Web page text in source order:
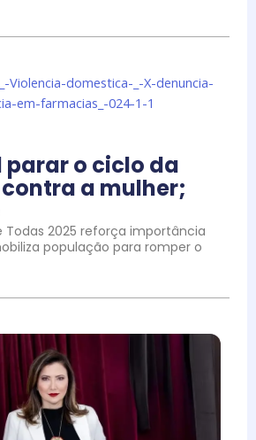
parar o ciclo da
a mulher;
Todas 2025 reforça importância
população para romper o